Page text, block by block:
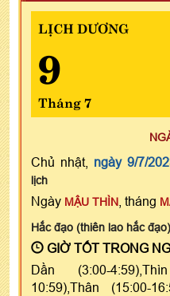
LỊCH DƯƠNG
9
Tháng 7
Chủ nhật, ngày 9/7/
lịch
Ngày MẬU THÌN , tháng
Hắc đạo (thiên lao hắc đạo)
GIỜ TỐT TRONG
Dần (3:00-
10:59),Thân (15:00-